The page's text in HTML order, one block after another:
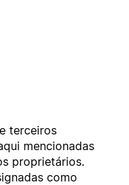
terceiros
mencionadas
proprietários.
como